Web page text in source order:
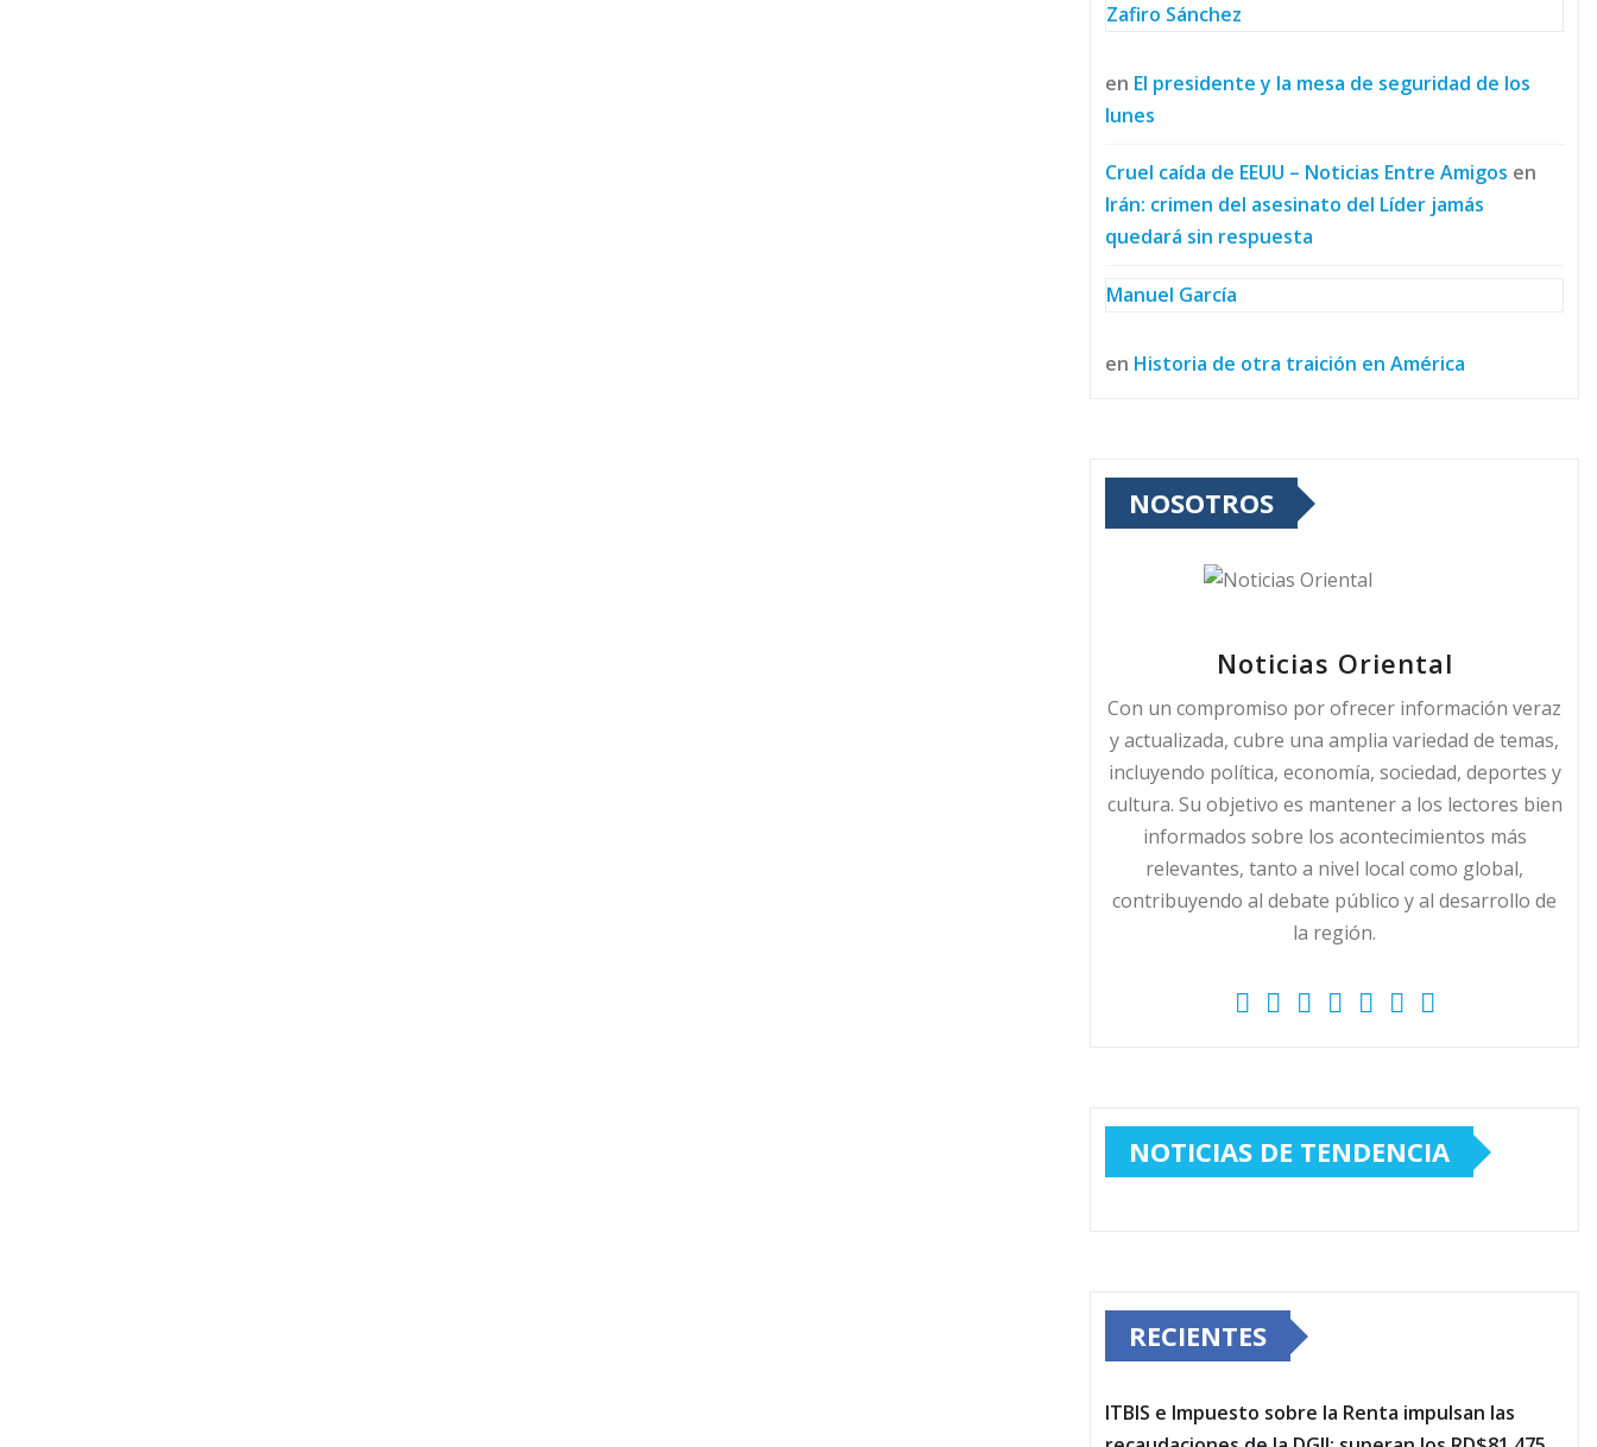
Zafiro Sánchez
en El presidente y la mesa de seguridad de los
lunes
Cruel caída de EEUU – Noticias Entre Amigos en
Irán: crimen del asesinato del Líder jamás
quedará sin respuesta
Manuel García
en Historia de otra traición en América
NOSOTROS
Noticias Oriental
Con un compromiso por ofrecer información veraz
y actualizada, cubre una amplia variedad de temas,
incluyendo política, economía, sociedad, deportes y
cultura. Su objetivo es mantener a los lectores bien
informados sobre los acontecimientos más
relevantes, tanto a nivel local como global,
contribuyendo al debate público y al desarrollo de
la región.
NOTICIAS DE TENDENCIA
RECIENTES
ITBIS e Impuesto sobre la Renta impulsan las